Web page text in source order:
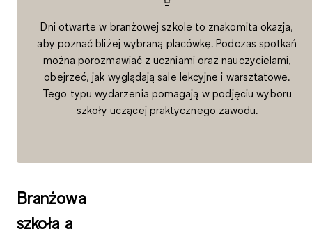
Dni otwarte w branżowej szkole to znakomita okazja,
aby poznać bliżej wybraną placówkę. Podczas spotkań
można porozmawiać z uczniami oraz nauczycielami,
obejrzeć, jak wyglądają sale lekcyjne i warsztatowe.
Tego typu wydarzenia pomagają w podjęciu wyboru
szkoły uczącej praktycznego zawodu.
Branżowa
szkoła a